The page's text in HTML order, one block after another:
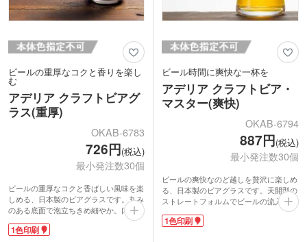
たりつくり続けてきた「てびねり」に、
五条川の川面一面に舞う花びらを、ひと
ビールの重厚なコクと香りを楽し
む
アデリア クラフトビアグ
ラス(重厚)
OKAB-6783
726円(税込)
最小発注数30個
ビールの重厚なコクと香ばしい風味を楽
しめる、日本製のビアグラスです。丸み
のある底面で泡立ちきめ細やか。口元を
すぼめた形状により泡持ちも良く、舌の
真ん中へ自然とビールが運ばれていきま
1色印刷
ビール時間に爽快な一杯を
アデリア クラフトビア・
マスター(爽快)
OKAB-6794
887円(税込)
最小発注数30個
ビールの爽快なのど越しを贅沢に楽しめ
る、日本製のビアグラスです。天開型の
ストレートフォルムでビールの流入量が
多くなり、キレのある飲み心地を引き立
てます。王道のピルスナータイプのビー
1色印刷